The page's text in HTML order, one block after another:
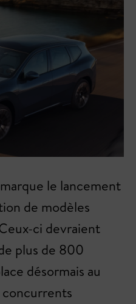
le lancement
de modèles
ci devraient
plus de 800
désormais au
concurrents